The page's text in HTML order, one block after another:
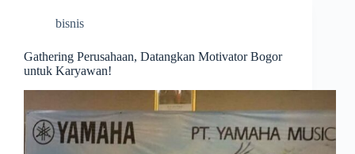
bisnis
Gathering Perusahaan, Datangkan Motivator Bogor
untuk Karyawan!